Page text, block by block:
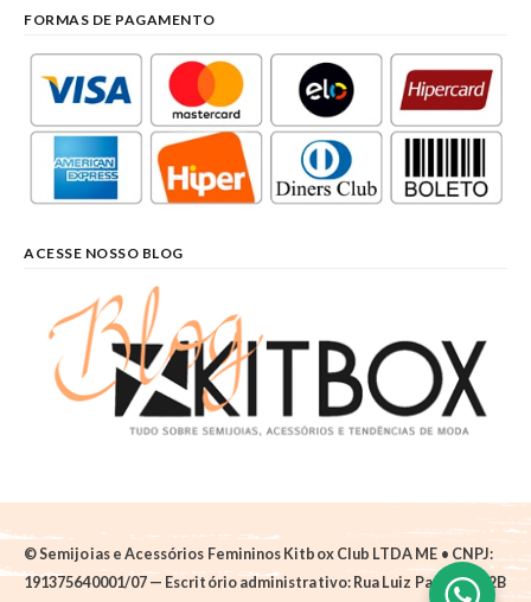
FORMAS DE PAGAMENTO
ACESSE NOSSO BLOG
© Semijoias e Acessórios Femininos Kitbox Club LTDA ME • CNPJ:
191375640001/07 — Escritório administrativo: Rua Luiz Pantano, 62B